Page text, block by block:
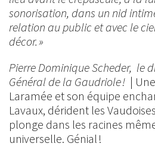
sonorisation, dans un nid
relation au public et avec le
décor. »
Pierre Dominique Scheder, le
Général de la Gaudriole ! |
Laramée et son équipe
Lavaux, dérident les
plonge dans les racines
universelle. Génial !